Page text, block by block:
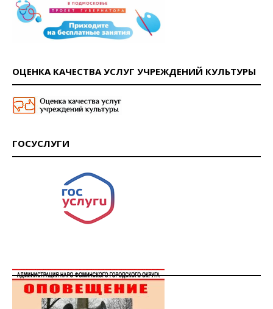
ОЦЕНКА КАЧЕСТВА УСЛУГ УЧРЕЖДЕНИЙ КУЛЬТУРЫ
ГОСУСЛУГИ